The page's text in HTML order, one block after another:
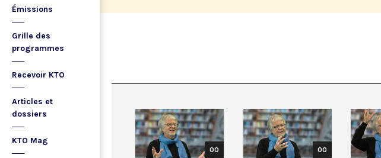
Émissions
Grille des
programmes
Recevoir KTO
Articles et
dossiers
KTO Mag
00 00